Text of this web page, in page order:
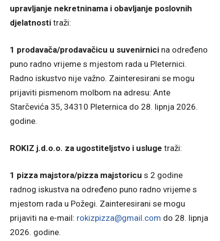
upravljanje nekretninama i obavljanje poslovnih
djelatnosti traži:
1 prodavača/prodavačicu u suvenirnici na određeno
puno radno vrijeme s mjestom rada u Pleternici.
Radno iskustvo nije važno. Zainteresirani se mogu
prijaviti pismenom molbom na adresu: Ante
Starčevića 35, 34310 Pleternica do 28. lipnja 2026.
godine.
ROKIZ j.d.o.o. za ugostiteljstvo i usluge traži:
1 pizza majstora/pizza majstoricu s 2 godine
radnog iskustva na određeno puno radno vrijeme s
mjestom rada u Požegi. Zainteresirani se mogu
prijaviti na e-mail: rokizpizza@gmail.com do 28. lipnja
2026. godine.